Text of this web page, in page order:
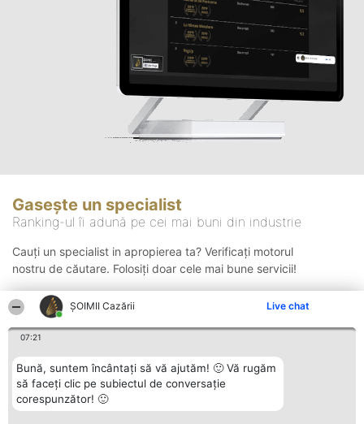
ȘOIMII Cazării Live chat
07:21
Bună, suntem încântați să vă ajutăm! 🙂 Vă rugăm
să faceți clic pe subiectul de conversație
corespunzător! 🙂
Gasește un specialist
Ranking-ul îi adună pe cei mai buni din industrie
Cauți un specialist in apropierea ta? Verificați motorul
nostru de căutare. Folosiți doar cele mai bune servicii!